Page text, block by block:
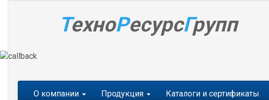
ТехноРесурсГрупп
О компании Продукция Каталоги и сертификаты